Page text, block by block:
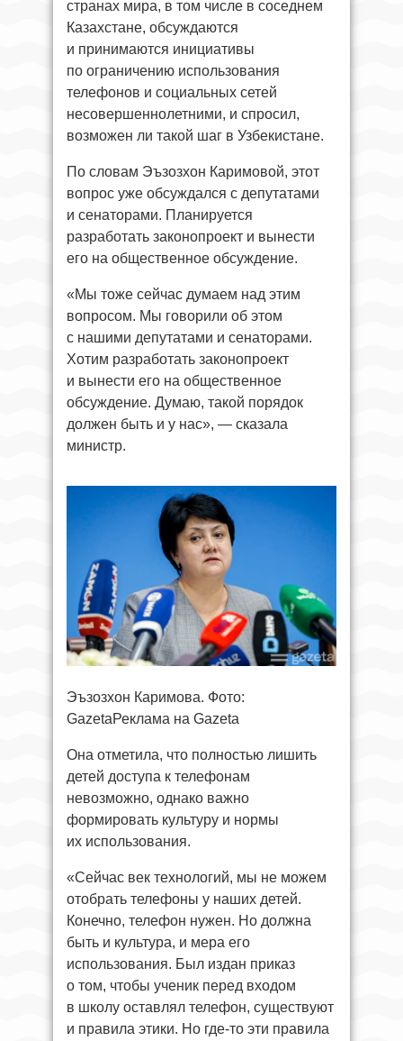
странах мира, в том числе в соседнем
Казахстане, обсуждаются
и принимаются инициативы
по ограничению использования
телефонов и социальных сетей
несовершеннолетними, и спросил,
возможен ли такой шаг в Узбекистане.
По словам Эъзозхон Каримовой, этот
вопрос уже обсуждался с депутатами
и сенаторами. Планируется
разработать законопроект и вынести
его на общественное обсуждение.
«Мы тоже сейчас думаем над этим
вопросом. Мы говорили об этом
с нашими депутатами и сенаторами.
Хотим разработать законопроект
и вынести его на общественное
обсуждение. Думаю, такой порядок
должен быть и у нас», — сказала
министр.
Эъзозхон Каримова. Фото:
GazetaРеклама на Gazeta
Она отметила, что полностью лишить
детей доступа к телефонам
невозможно, однако важно
формировать культуру и нормы
их использования.
«Сейчас век технологий, мы не можем
отобрать телефоны у наших детей.
Конечно, телефон нужен. Но должна
быть и культура, и мера его
использования. Был издан приказ
о том, чтобы ученик перед входом
в школу оставлял телефон, существуют
и правила этики. Но где-то эти правила